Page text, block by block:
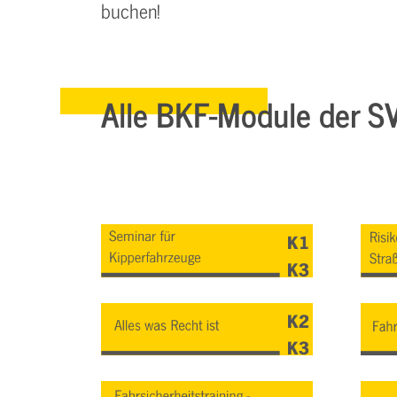
buchen!
Alle BKF-Module der